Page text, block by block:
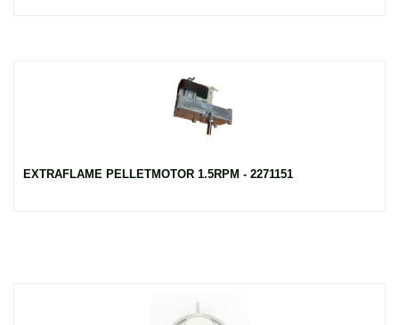
EXTRAFLAME PELLETMOTOR 1.5RPM - 2271151